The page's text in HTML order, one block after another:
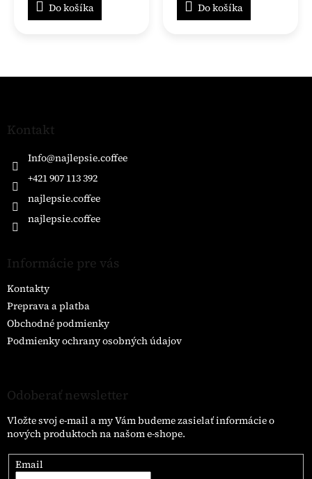
Do košíka Do košíka
Z
Kontakt
Info@najlepsie.coffee
+421 907 113 392
najlepsie.coffee
najlepsie.coffee
Informácie pre vás
Kontakty
Preprava a platba
Obchodné podmienky
Podmienky ochrany osobných údajov
Odoberať newsletter
Vložte svoj e-mail a my Vám budeme zasielať informácie o
nových produktoch na našom e-shope.
Email